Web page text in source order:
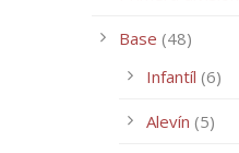
Base (48)
Infantíl (6)
Alevín (5)